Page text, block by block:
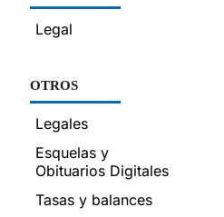
Legal
OTROS
Legales
Esquelas y
Obituarios Digitales
Tasas y balances